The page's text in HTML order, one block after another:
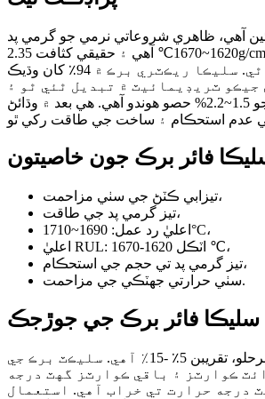
تيزابي ريفريڪٽري آهي ۽ ان ۾ تيزابي سليگ جي خرابي جي سٺي مزاحمت آهي. سليڪا برڪس لوڊ هيٺ ريفريڪٽورينس 1640~1690℃ تائين آهي، ظاهري شروعاتي نرمي جو گرمي پد
1620~1670℃ آهي ۽ حقيقي کثافت 2.35g/cm3 آهي. سليڪا فائر برڪ ڊگهي عرصي تائين اعليٰ گرمي پد تي خدمت ڪري سگهي ٿي ۽ تبديلي کان سواءِ حجم جي استحڪام کي برقرار رکي
سگهي ٿي. سليڪا ريڪٽري برڪ ۾ 94٪ کان وڌيڪ SiO2 مواد هوندو آهي. سليڪيٽ برڪ ۾ اعليٰ درجه حرارت جي طاقت ۽ گهٽ حرارتي جھٽڪي جي مزاحمت هوندي آهي. سليڪيٽ فائر برڪ
ٽريڊيمائيٽ ۾ تبديل ٿئي ٿو ۽
ماحول کي گهٽائڻ ۾ 1350~1430℃ جي گرمي پد ذريعي آهستي آهستي فائر ڪيو ويندو آهي. جڏهن 1450℃ تائين گرمي ٿئي ٿي، ته ڪل حجم جي توسيع جو 1.5~2.2% حصو هوندو آهي. هي بعد ۾ وڌائڻ
فائر برڪ جون خاصيتون
تيزابي ڪٽڻ جي سٺي مزاحمت،
تيز گرمي پد جي طاقت،
اعليٰ رد عمل: 1690~1710°C،
اعليٰ RUL: اٽڪل 1620-1670 ℃،
تيز گرمي پد تي حجم جي استحڪام،
سٺي حرارتي جھٽڪي جي مزاحمت.
سليڪا فائر برڪ جي جوڙجڪ
سلڪون فائر بلاڪ هڪ ريفريڪٽري برڪ آهي جنهن ۾ سليڪا جو مواد 93٪ کان وڌيڪ، 50٪ -80٪ ​​ٽريڊيمائيٽ، 10٪ -30٪ ڪرسٽوبالائيٽ، ڪوارٽز ۽ شيشي جو مرحلو، تقريبن 5٪ -15٪ آهي. سليڪٽ برڪ جي
ڪوارٽز ۽ باقي ڪوارٽز گهٽ درجه
درجه حرارت تي خراب آهي. استعمال